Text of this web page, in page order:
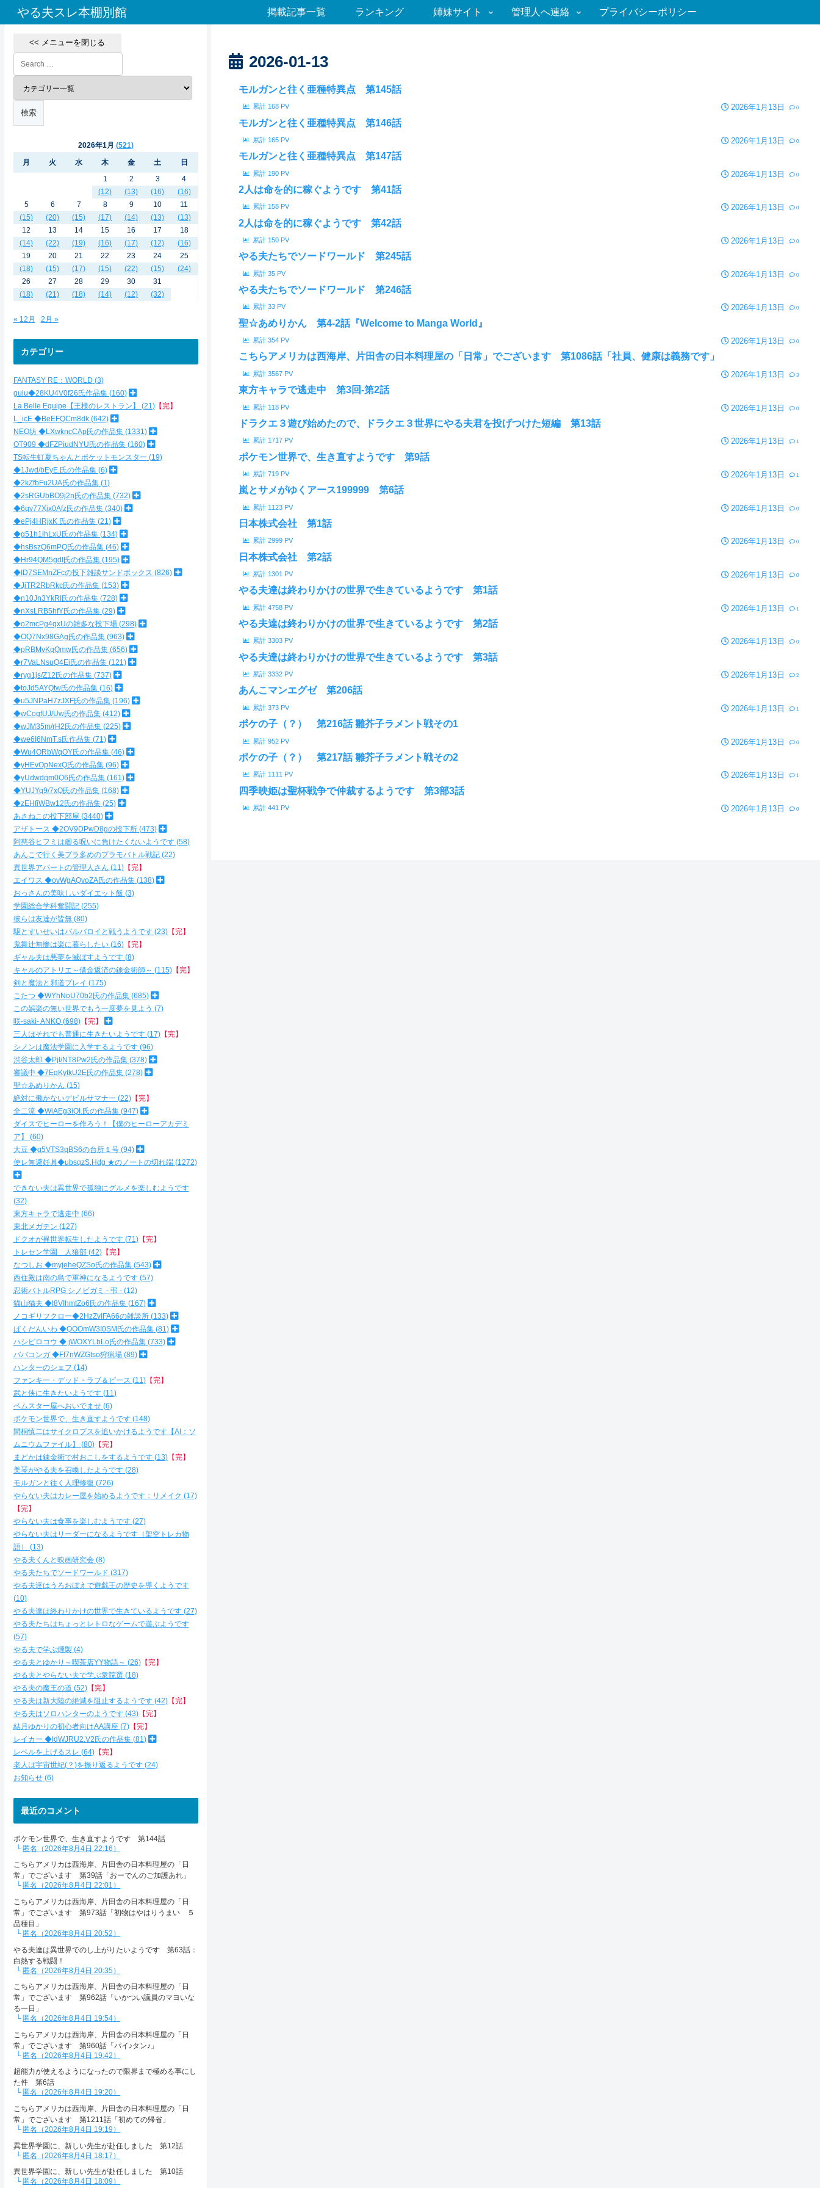
やる夫スレ本棚別館 掲載記事一覧 ランキング 姉妹サイト 管理人へ連絡 プライバシーポリシー
2026-01-13
モルガンと往く亜種特異点 第145話
累計 168 PV 2026年1月13日 0
モルガンと往く亜種特異点 第146話
累計 165 PV 2026年1月13日 0
モルガンと往く亜種特異点 第147話
累計 190 PV 2026年1月13日 0
2人は命を的に稼ぐようです 第41話
累計 158 PV 2026年1月13日 0
2人は命を的に稼ぐようです 第42話
累計 150 PV 2026年1月13日 0
やる夫たちでソードワールド 第245話
累計 35 PV 2026年1月13日 0
やる夫たちでソードワールド 第246話
累計 33 PV 2026年1月13日 0
聖☆あめりかん 第4-2話『Welcome to Manga World』
累計 354 PV 2026年1月13日 0
こちらアメリカは西海岸、片田舎の日本料理屋の「日常」でございます 第1086話「社員、健康は義務です」
累計 3567 PV 2026年1月13日 3
東方キャラで逃走中 第3回-第2話
累計 118 PV 2026年1月13日 0
ドラクエ３遊び始めたので、ドラクエ３世界にやる夫君を投げつけた短編 第13話
累計 1717 PV 2026年1月13日 1
ポケモン世界で、生き直すようです 第9話
累計 719 PV 2026年1月13日 1
嵐とサメがゆくアース199999 第6話
累計 1123 PV 2026年1月13日 0
日本株式会社 第1話
累計 2999 PV 2026年1月13日 0
日本株式会社 第2話
累計 1301 PV 2026年1月13日 0
やる夫達は終わりかけの世界で生きているようです 第1話
累計 4758 PV 2026年1月13日 1
やる夫達は終わりかけの世界で生きているようです 第2話
累計 3303 PV 2026年1月13日 0
やる夫達は終わりかけの世界で生きているようです 第3話
累計 3332 PV 2026年1月13日 2
あんこマンエグゼ 第206話
累計 373 PV 2026年1月13日 1
ポケの子（？） 第216話 雛芥子ラメント戦その1
累計 952 PV 2026年1月13日 0
ポケの子（？） 第217話 雛芥子ラメント戦その2
累計 1111 PV 2026年1月13日 1
四季映姫は聖杯戦争で仲裁するようです 第3部3話
累計 441 PV 2026年1月13日 0
<< メニューを閉じる
2026年1月
521
月
火 水 木 金 土
日
1
(12)
2
(13)
3
(16)
4
(16)
5
(15)
6
(20)
7
(15)
8
(17)
9
(14)
10
(13)
11
(13)
12
(14)
13
(22)
14
(19)
15
(16)
16
(17)
17
(12)
18
(16)
19
(18)
20
(15)
21
(17)
22
(15)
23
(22)
24
(15)
25
(24)
26
(18)
27
(21)
28
(18)
29
(14)
30
(12)
31
(32)
« 12月 2月 »
カテゴリー
FANTASY RE：WORLD 3
gulu◆28KU4V0f26氏作品集 160
La Belle Equipe【王様のレストラン】
21 【完】
L_icE ◆BeEFQCm8dk 642
NEO坊 ◆LXwkncCAp氏の作品集 1331
OT909 ◆dFZPiudNYU氏の作品集 160
TS転生虹夏ちゃんとポケットモンスター 19
◆1Jwd/bEyE.氏の作品集 6
◆2kZfbFu2UA氏の作品集 1
◆2sRGUbBO9j2n氏の作品集 732
◆6qv77Xjx0Afz氏の作品集 340
◆ePj4HRjxK 氏の作品集 21
◆g51h1lhLxU氏の作品集 134
◆hsBszQ6mPQ氏の作品集 46
◆Hr94QM5gdI氏の作品集 195
◆ID7SEMnZFcの投下雑談サンドボックス 826
◆JjTR2RbRkc氏の作品集 153
◆n10Jn3YkRI氏の作品集 728
◆nXsLRB5hfY氏の作品集 29
◆o2mcPg4qxUの雑多な投下場 298
◆OQ7Nx98GAg氏の作品集 963
◆pRBMvKqQmw氏の作品集 656
◆r7VaLNsuQ4Ei氏の作品集 121
◆ryg1js/Z12氏の作品集 737
◆toJd5AYQtw氏の作品集 16
◆u5JNPaH7zJXF氏の作品集 196
◆wCogfUJ/Uw氏の作品集 412
◆wJM35m/rH2氏の作品集 225
◆we6I6NmT.s氏作品集 71
◆Wu4ORbWqOY氏の作品集 46
◆yHEvOpNexQ氏の作品集 96
◆yUdwdqm0Q6氏の作品集 161
◆YUJYq9/7xQ氏の作品集 168
◆zEHfiWBw12氏の作品集 25
あさねこの投下部屋 3440
アザトース ◆2OV9DPwD8gの投下所 473
阿慈谷ヒフミは廻る呪いに負けたくないようです 58
あんこで行く美プラ多めのプラモバトル戦記 22
異世界アパートの管理人さん 11 【完】
エイワス ◆ovWgAQvoZA氏の作品集 138
おっさんの美味しいダイエット飯 3
学園総合学科奮闘記 255
彼らは友達が皆無 80
駆とすいせいはバルバロイと戦うようです 23 【完】
鬼舞辻無惨は楽に暮らしたい 16 【完】
ギャル夫は悪夢を滅ぼすようです 8
キャルのアトリエ～借金返済の錬金術師～
115 【完】
剣と魔法と邪道プレイ
175
こたつ ◆WYhNoU70b2氏の作品集 685
この娯楽の無い世界でもう一度夢を見よう
7
咲-saki- ANKO 698 【完】
三人はそれでも普通に生きたいようです 17 【完】
シノンは魔法学園に入学するようです 96
渋谷太郎 ◆PjI/NT8Pw2氏の作品集 378
審議中 ◆7EqKytkU2E氏の作品集 278
聖☆あめりかん 15
絶対に働かないデビルサマナー 22 【完】
全二流 ◆WiAEg3iQI.氏の作品集 947
ダイスでヒーローを作ろう！【僕のヒーローアカデミ
ア】
60
大豆 ◆g5VTS3qBS6の台所１号 94
使レ無避妊具◆ubsqzS.Hdg ★のノートの切れ端 1272
できない夫は異世界で孤独にグルメを楽しむようです
32
東方キャラで逃走中 66
東北メガテン 127
ドクオが異世界転生したようです 71 【完】
トレセン学園 人狼部 42 【完】
なつしお ◆myjeheQZSo氏の作品集 543
西住殿は南の島で軍神になるようです 57
忍術バトルRPG シノビガミ - 弔 - 12
猫山猫夫 ◆l8VIhmtZo6氏の作品集 167
ノコギリフクロー◆2HzZvIFA66の雑談所 133
ばくだんいわ ◆QOOmW3I0SM氏の作品集 81
ハシビロコウ ◆.jWOXYLbLo氏の作品集 733
ババコンガ ◆Ff7nWZGtso狩猟場 89
ハンターのシェフ 14
ファンキー・デッド・ラブ＆ピース 11 【完】
武と侠に生きたいようです 11
ベムスター屋へおいでませ 6
ポケモン世界で、生き直すようです 148
間桐慎二はサイクロプスを追いかけるようです【AI：ソ
ムニウムファイル】
80 【完】
まどかは錬金術で村おこしをするようです 13 【完】
美琴がやる夫を召喚したようです 28
モルガンと往く人理修復 726
やらない夫はカレー屋を始めるようです：リメイク
17
【完】
やらない夫は食事を楽しむようです 27
やらない夫はリーダーになるようです（架空トレカ物
語）
13
やる夫くんと映画研究会 8
やる夫たちでソードワールド 317
やる夫達はうろおぼえで遊戯王の歴史を導くようです
10
やる夫達は終わりかけの世界で生きているようです 27
やる夫たちはちょっとレトロなゲームで遊ぶようです
57
やる夫で学ぶ燻製 4
やる夫とゆかり～喫茶店YY物語～
26 【完】
やる夫とやらない夫で学ぶ衆院選 18
やる夫の魔王の道 52 【完】
やる夫は新大陸の絶滅を阻止するようです 42 【完】
やる夫はソロハンターのようです 43 【完】
結月ゆかりの初心者向けAA講座 7 【完】
レイカー ◆ldWJRU2.V2氏の作品集 81
レベルを上げるスレ 64 【完】
老人は宇宙世紀(？)を振り返るようです 24
お知らせ 6
最近のコメント
ポケモン世界で、生き直すようです 第144話
匿名（2026年8月4日 22:16）
こちらアメリカは西海岸、片田舎の日本料理屋の「日
常」でございます 第39話「おーでんのご加護あれ」
匿名（2026年8月4日 22:01）
こちらアメリカは西海岸、片田舎の日本料理屋の「日
常」でございます 第973話「初物はやはりうまい ５
品種目」
匿名（2026年8月4日 20:52）
やる夫達は異世界でのし上がりたいようです 第63話：
白熱する戦闘！
匿名（2026年8月4日 20:35）
こちらアメリカは西海岸、片田舎の日本料理屋の「日
常」でございます 第962話「いかつい議員のマヨいな
る一日」
匿名（2026年8月4日 19:54）
こちらアメリカは西海岸、片田舎の日本料理屋の「日
常」でございます 第960話「パイ♪タン♪」
匿名（2026年8月4日 19:42）
超能力が使えるようになったので限界まで極める事にし
た件 第6話
匿名（2026年8月4日 19:20）
こちらアメリカは西海岸、片田舎の日本料理屋の「日
常」でございます 第1211話「初めての帰省」
匿名（2026年8月4日 19:19）
異世界学園に、新しい先生が赴任しました 第12話
匿名（2026年8月4日 18:17）
異世界学園に、新しい先生が赴任しました 第10話
匿名（2026年8月4日 18:09）